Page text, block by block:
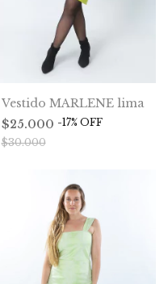
Vestido MARLENE lima
$25.000 -17% OFF
$30.000